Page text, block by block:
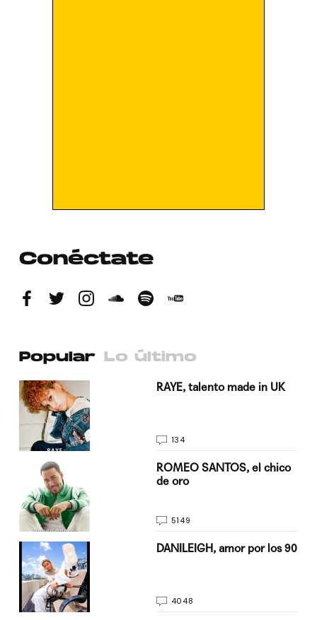
Conéctate
Popular Lo último
RAYE, talento made in UK
134
ROMEO SANTOS, el chico
de oro
5149
DANILEIGH, amor por los 90
4048